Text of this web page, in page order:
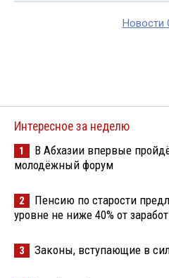
Новости
Интересное за неделю
1
В Абхазии впервые
молодёжный форум
2
Пенсию по старости
уровне не ниже 40% от
3 Законы, вступающие в